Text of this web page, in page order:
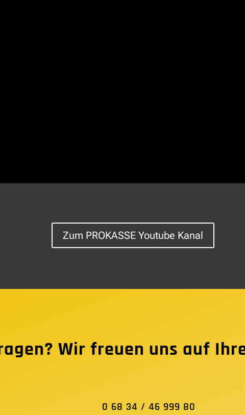
Zum PROKASSE Youtube Kanal
Wir freuen uns auf
0 68 34 / 46 999 80